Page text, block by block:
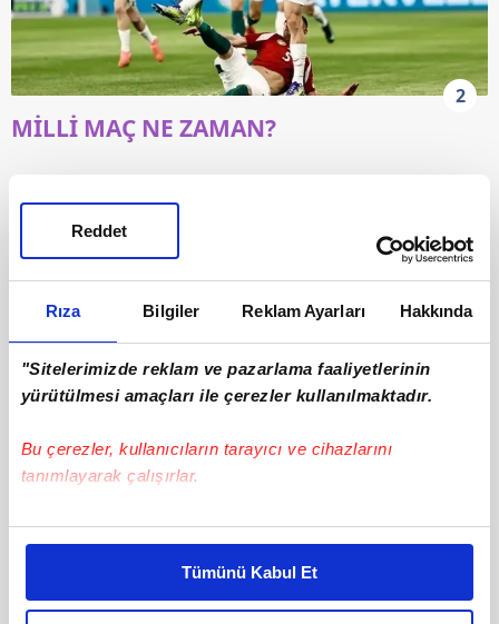
Rıza Bilgiler Reklam Ayarları Hakkında
"Sitelerimizde reklam ve pazarlama faaliyetlerinin
yürütülmesi amaçları ile çerezler kullanılmaktadır.
Bu çerezler, kullanıcıların tarayıcı ve cihazlarını
tanımlayarak çalışırlar.
Bu çerezlere izin vermeniz halinde sizlere özel
daha iyi reklam deneyimi yaşatabiliriz. Bunu yaparken
amacımızın size daha iyi bir reklam deneyimi sunmak
Tümünü Kabul Et
Reddet
2
MİLLİ MAÇ NE ZAMAN?
Türkiye Millî Futbol Takımı'nın 2026
Dünya Kupası grup aşaması maç
turnuvadaki ilk maçına 14 Haziran
2026 tarihinde Avustralya karşısında
çıkacak. Türkiye'nin D Grubu fikstürü